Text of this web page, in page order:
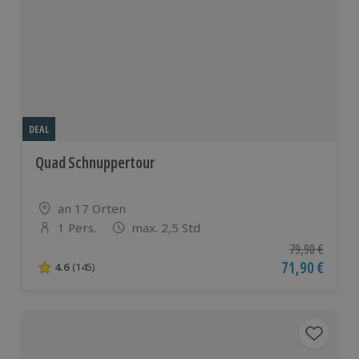
DEAL
Quad Schnuppertour
Standort
an 17 Orten
Anzahl der Teilnehmer
1 Pers. max. 2,5 Std
4.6 von 5 Sternen basierend auf 145 Bewertungen
4.6 (145)
79,90 €
Aktueller
71,90 €